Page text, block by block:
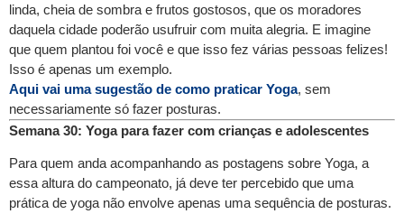
linda, cheia de sombra e frutos gostosos, que os moradores
daquela cidade poderão usufruir com muita alegria. E imagine
que quem plantou foi você e que isso fez várias pessoas felizes!
Isso é apenas um exemplo.
Aqui vai uma sugestão de como praticar Yoga, sem
necessariamente só fazer posturas.
Semana 30: Yoga para fazer com crianças e adolescentes
Para quem anda acompanhando as postagens sobre Yoga, a
essa altura do campeonato, já deve ter percebido que uma
prática de yoga não envolve apenas uma sequência de posturas.